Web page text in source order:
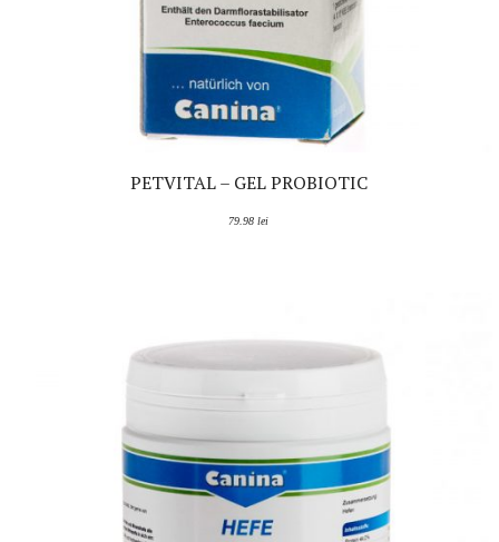
PETVITAL – GEL PROBIOTIC
79.98 lei